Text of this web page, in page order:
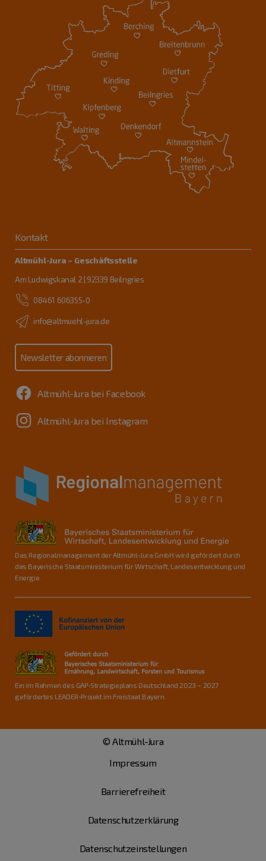
Kontakt
Altmühl-Jura – Geschäftsstelle
Am Ludwigskanal 2 | 92339 Beilngries
08461 606355-0
info@altmuehl-jura.de
Newsletter abonnieren
Altmühl-Jura bei Facebook
Altmühl-Jura bei Instagram
Das Regionalmanagement der Altmühl-Jura GmbH wird gefördert durch
das Bayerische Staatsministerium für Wirtschaft, Landesentwicklung und
Energie.
Ein im Rahmen des GAP-Strategieplans Deutschland 2023 – 2027
gefördertes LEADER-Projekt im Freistaat Bayern.
© Altmühl-Jura
Impressum
Barrierefreiheit
Datenschutzerklärung
Datenschutzeinstellungen